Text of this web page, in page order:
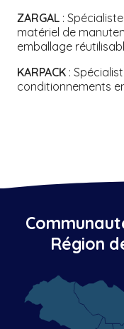
ZARGAL:
matériel de
emballage
KARPACK:
conditionnements
Région